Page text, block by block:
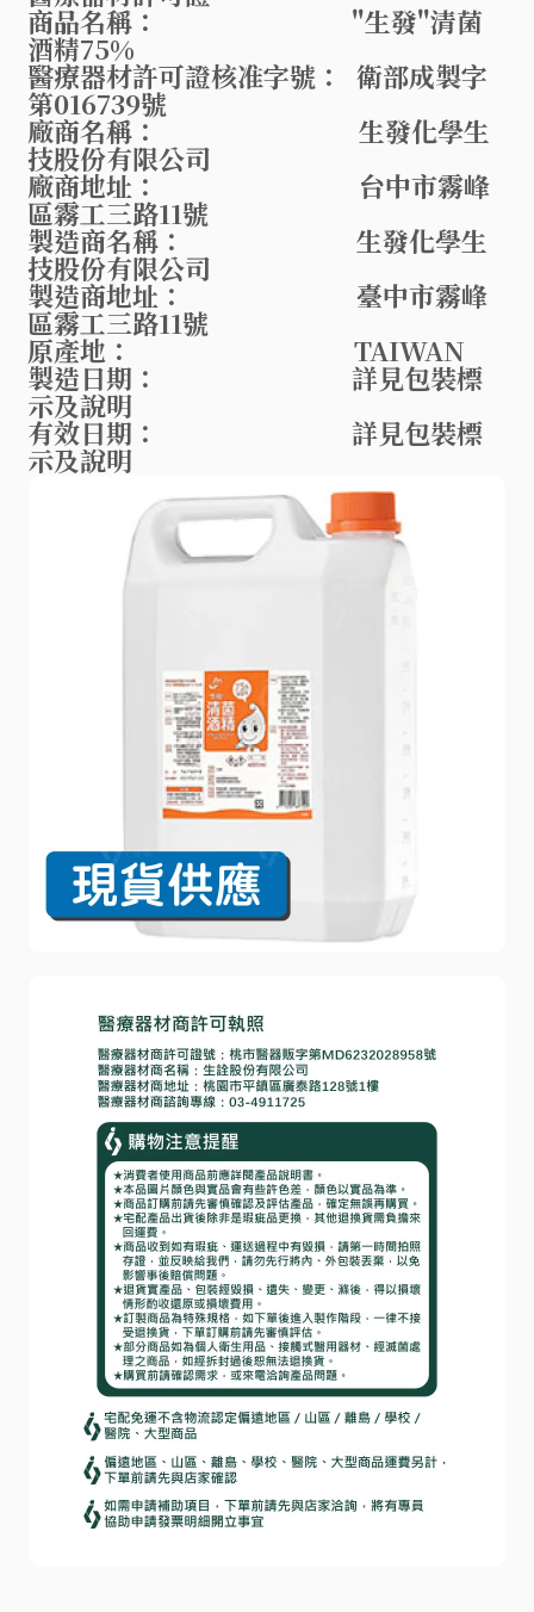
商品名稱： "生發"清菌
酒精75%
醫療器材許可證核准字號： 衛部成製字
第016739號
廠商名稱： 生發化學生
技股份有限公司
廠商地址： 台中市霧峰
區霧工三路11號
製造商名稱： 生發化學生
技股份有限公司
製造商地址： 臺中市霧峰
區霧工三路11號
原產地： TAIWAN
製造日期： 詳見包裝標
示及說明
有效日期： 詳見包裝標
示及說明